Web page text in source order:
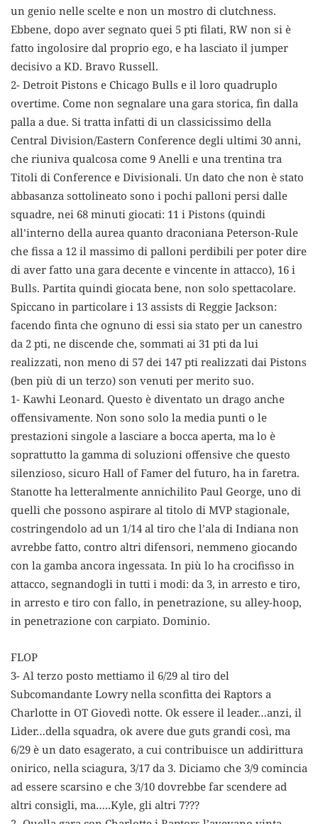
un genio nelle scelte e non un mostro di clutchness.
Ebbene, dopo aver segnato quei 5 pti filati, RW non si è
fatto ingolosire dal proprio ego, e ha lasciato il jumper
decisivo a KD. Bravo Russell.
2- Detroit Pistons e Chicago Bulls e il loro quadruplo
overtime. Come non segnalare una gara storica, fin dalla
palla a due. Si tratta infatti di un classicissimo della
Central Division/Eastern Conference degli ultimi 30 anni,
che riuniva qualcosa come 9 Anelli e una trentina tra
Titoli di Conference e Divisionali. Un dato che non è stato
abbasanza sottolineato sono i pochi palloni persi dalle
squadre, nei 68 minuti giocati: 11 i Pistons (quindi
all’interno della aurea quanto draconiana Peterson-Rule
che fissa a 12 il massimo di palloni perdibili per poter dire
di aver fatto una gara decente e vincente in attacco), 16 i
Bulls. Partita quindi giocata bene, non solo spettacolare.
Spiccano in particolare i 13 assists di Reggie Jackson:
facendo finta che ognuno di essi sia stato per un canestro
da 2 pti, ne discende che, sommati ai 31 pti da lui
realizzati, non meno di 57 dei 147 pti realizzati dai Pistons
(ben più di un terzo) son venuti per merito suo.
1- Kawhi Leonard. Questo è diventato un drago anche
offensivamente. Non sono solo la media punti o le
prestazioni singole a lasciare a bocca aperta, ma lo è
soprattutto la gamma di soluzioni offensive che questo
silenzioso, sicuro Hall of Famer del futuro, ha in faretra.
Stanotte ha letteralmente annichilito Paul George, uno di
quelli che possono aspirare al titolo di MVP stagionale,
costringendolo ad un 1/14 al tiro che l’ala di Indiana non
avrebbe fatto, contro altri difensori, nemmeno giocando
con la gamba ancora ingessata. In più lo ha crocifisso in
attacco, segnandogli in tutti i modi: da 3, in arresto e tiro,
in arresto e tiro con fallo, in penetrazione, su alley-hoop,
in penetrazione con carpiato. Dominio.
FLOP
3- Al terzo posto mettiamo il 6/29 al tiro del
Subcomandante Lowry nella sconfitta dei Raptors a
Charlotte in OT Giovedì notte. Ok essere il leader…anzi, il
Lìder…della squadra, ok avere due guts grandi così, ma
6/29 è un dato esagerato, a cui contribuisce un addirittura
onirico, nella sciagura, 3/17 da 3. Diciamo che 3/9 comincia
ad essere scarsino e che 3/10 dovrebbe far scendere ad
altri consigli, ma…..Kyle, gli altri 7???